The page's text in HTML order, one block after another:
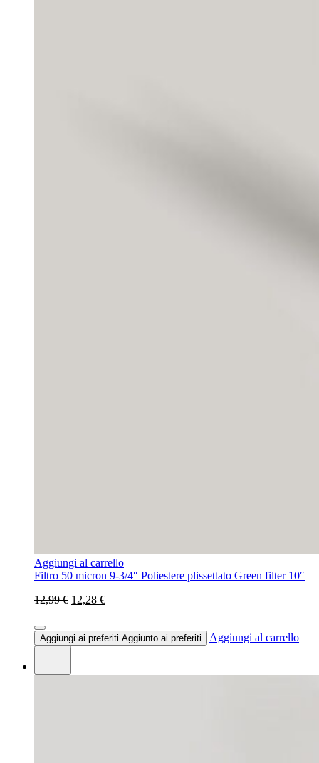
Aggiungi al carrello
Filtro 50 micron 9-3/4″ Poliestere plissettato Green filter 10″
12,99 € 12,28 €
Aggiungi ai preferiti Aggiunto ai preferiti Aggiungi al carrello